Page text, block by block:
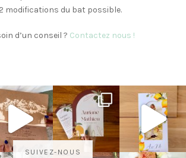
modifications du bat possible.
d’un conseil ? Contactez nous !
SUIVEZ-NOUS